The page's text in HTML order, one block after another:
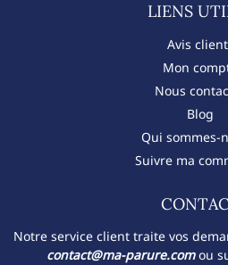
LIENS
Avis
Mon
Nous
Blog
Qui sommes-
Suivre ma
Notre service client traite vos
contact@ma-parure.comou